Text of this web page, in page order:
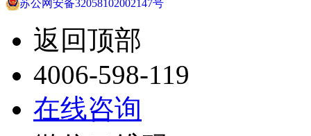
苏公网安备32058102002147号
返回顶部
4006-598-119
在线咨询